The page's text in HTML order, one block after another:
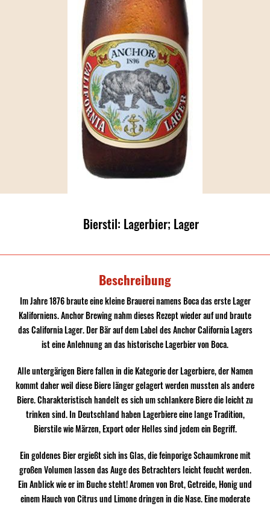
Bierstil: Lagerbier; Lager
Beschreibung
Im Jahre 1876 braute eine kleine Brauerei namens Boca das erste Lager
Kaliforniens. Anchor Brewing nahm dieses Rezept wieder auf und braute
das California Lager. Der Bär auf dem Label des Anchor California Lagers
ist eine Anlehnung an das historische Lagerbier von Boca.
Alle untergärigen Biere fallen in die Kategorie der Lagerbiere, der Namen
kommt daher weil diese Biere länger gelagert werden mussten als andere
Biere. Charakteristisch handelt es sich um schlankere Biere die leicht zu
trinken sind. In Deutschland haben Lagerbiere eine lange Tradition,
Bierstile wie Märzen, Export oder Helles sind jedem ein Begriff.
Ein goldenes Bier ergießt sich ins Glas, die feinporige Schaumkrone mit
großen Volumen lassen das Auge des Betrachters leicht feucht werden.
Ein Anblick wie er im Buche steht! Aromen von Brot, Getreide, Honig und
einem Hauch von Citrus und Limone dringen in die Nase. Eine moderate